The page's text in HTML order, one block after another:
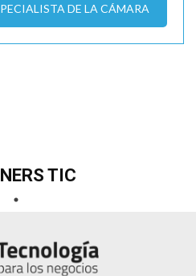
DE LA CÁMARA
TIC